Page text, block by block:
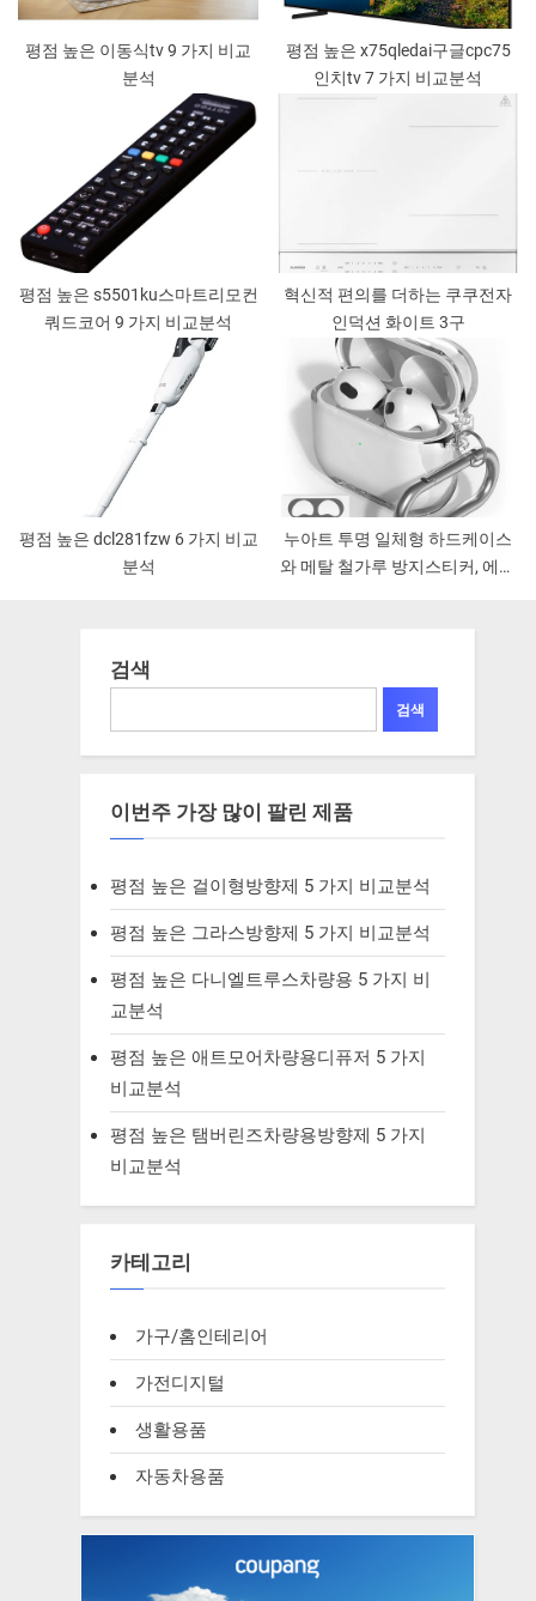
평점 높은 이동식tv 9 가지 비교
분석
평점 높은 x75qledai구글cpc75
인치tv 7 가지 비교분석
평점 높은 s5501ku스마트리모컨
쿼드코어 9 가지 비교분석
혁신적 편의를 더하는 쿠쿠전자
인덕션 화이트 3구
평점 높은 dcl281fzw 6 가지 비교
분석
누아트 투명 일체형 하드케이스
와 메탈 철가루 방지스티커, 에어
검색
검색
이번주 가장 많이 팔린 제품
평점 높은 걸이형방향제 5 가지 비교분석
평점 높은 그라스방향제 5 가지 비교분석
평점 높은 다니엘트루스차량용 5 가지 비
교분석
평점 높은 애트모어차량용디퓨저 5 가지
비교분석
평점 높은 탬버린즈차량용방향제 5 가지
비교분석
카테고리
가구/홈인테리어
가전디지털
생활용품
자동차용품